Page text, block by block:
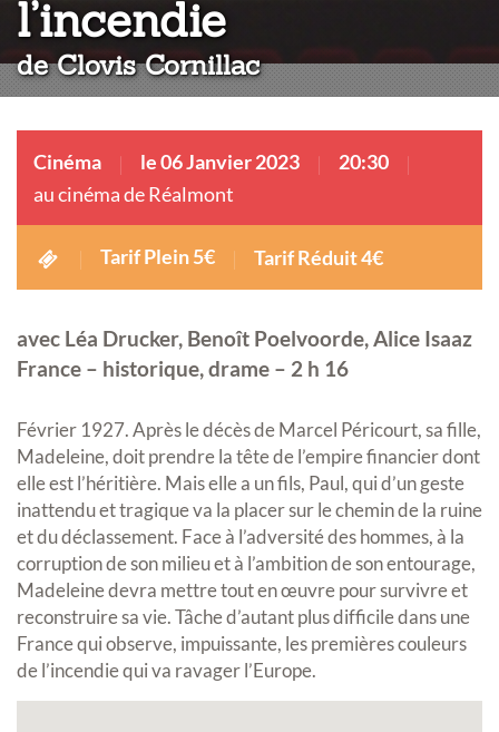
l’incendie:
de Clovis Cornillac
Cinéma le 06 Janvier 2023
20:30
au cinéma de Réalmont
Tarif Plein 5€ Tarif Réduit 4€
avec Léa Drucker, Benoît Poelvoorde, Alice Isaaz
France – historique, drame – 2 h 16
Février 1927. Après le décès de Marcel Péricourt, sa fille,
Madeleine, doit prendre la tête de l’empire financier dont
elle est l’héritière. Mais elle a un fils, Paul, qui d’un geste
inattendu et tragique va la placer sur le chemin de la ruine
et du déclassement. Face à l’adversité des hommes, à la
corruption de son milieu et à l’ambition de son entourage,
Madeleine devra mettre tout en œuvre pour survivre et
reconstruire sa vie. Tâche d’autant plus difficile dans une
France qui observe, impuissante, les premières couleurs
de l’incendie qui va ravager l’Europe.